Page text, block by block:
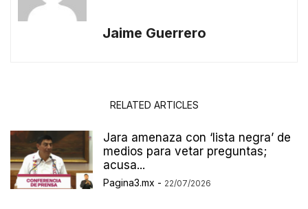
Jaime Guerrero
RELATED ARTICLES
Jara amenaza con ‘lista negra’ de
medios para vetar preguntas;
acusa...
Pagina3.mx - 22/07/2026